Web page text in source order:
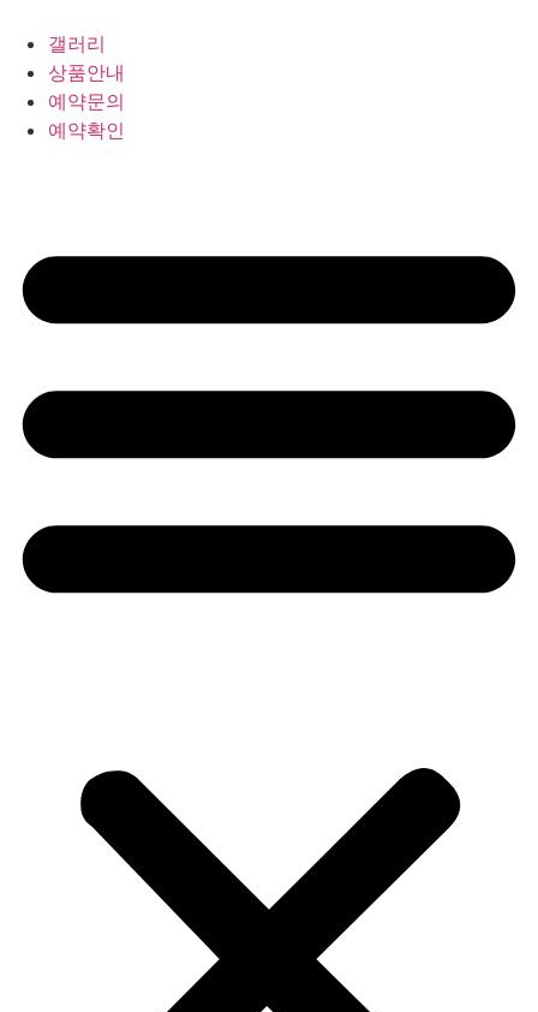
갤러리
상품안내
예약문의
예약확인